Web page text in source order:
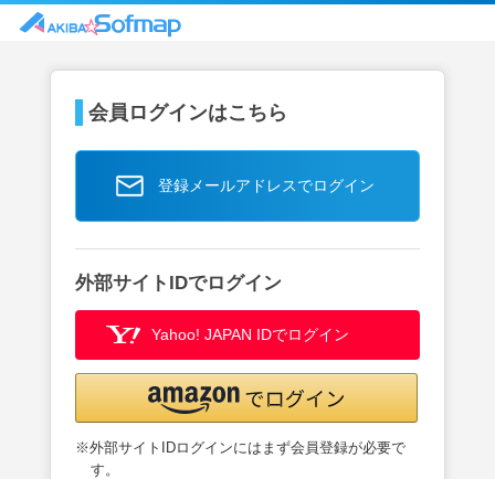
会員ログインはこちら
登録メールアドレスでログイン
外部サイトIDでログイン
Yahoo! JAPAN IDでログイン
※外部サイトIDログインにはまず会員登録が必要で
す。